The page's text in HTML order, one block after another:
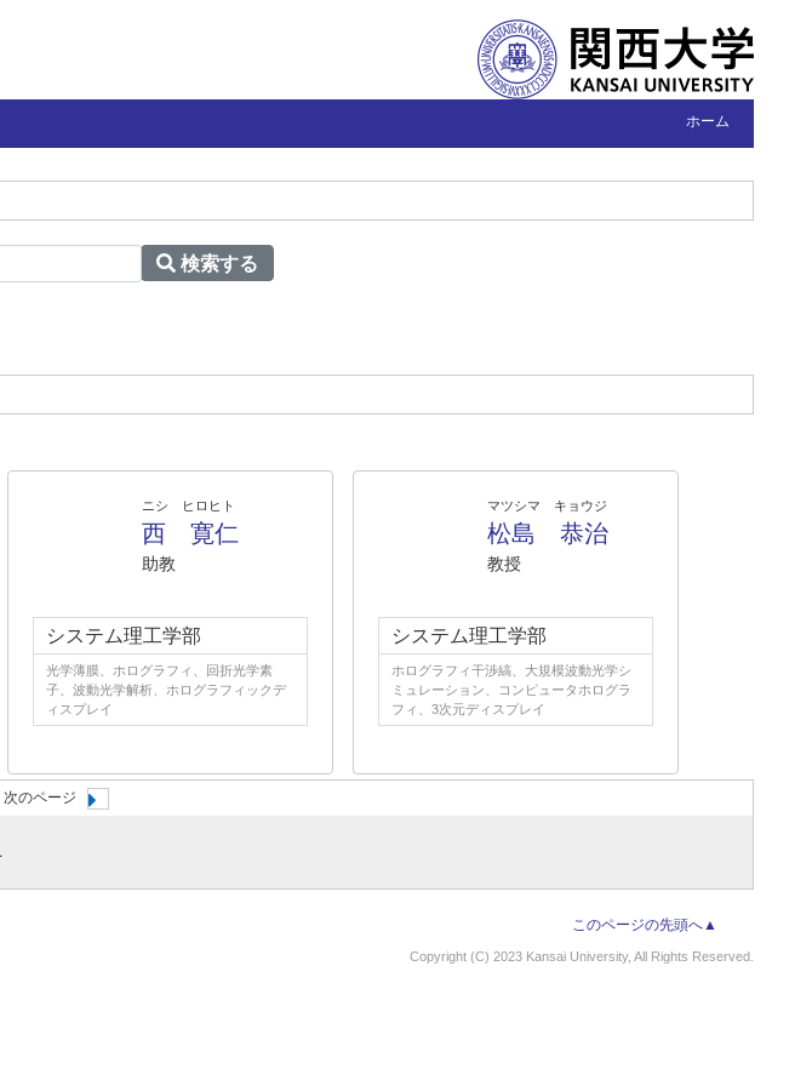
ホーム
検索する
ニシ ヒロヒト
西 寛仁
助教
システム理工学部
光学薄膜、ホログラフィ、回折光学素
子、波動光学解析、ホログラフィックデ
ィスプレイ
マツシマ キョウジ
松島 恭治
教授
システム理工学部
ホログラフィ干渉縞、大規模波動光学シ
ミュレーション、コンピュータホログラ
フィ、3次元ディスプレイ
のページ
このページの先頭へ▲
Copyright (C) 2023 Kansai University, All Rights Reserved.